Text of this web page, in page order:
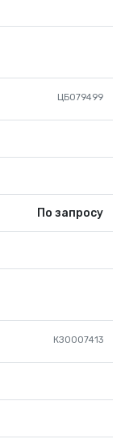
ЦБ079499
По запросу
КЗ0007413